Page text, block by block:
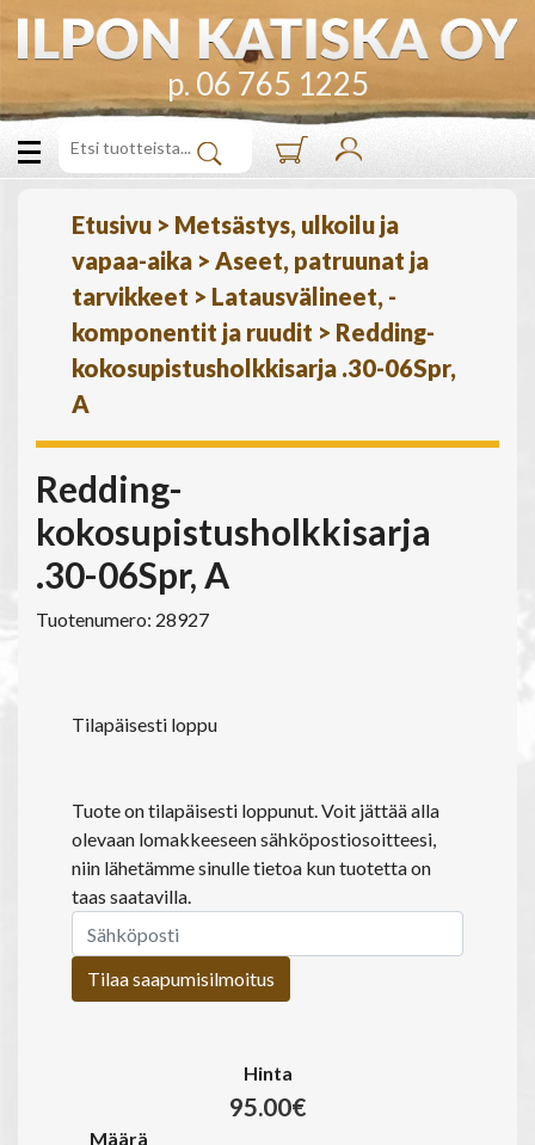
p. 06 765 1225
Etusivu > Metsästys, ulkoilu ja
vapaa-aika > Aseet, patruunat ja
tarvikkeet > Latausvälineet, -
komponentit ja ruudit > Redding-
kokosupistusholkkisarja .30-06Spr,
A
Redding-
kokosupistusholkkisarja
.30-06Spr, A
Tuotenumero: 28927
Tilapäisesti loppu
Tuote on tilapäisesti loppunut. Voit jättää alla
olevaan lomakkeeseen sähköpostiosoitteesi,
niin lähetämme sinulle tietoa kun tuotetta on
taas saatavilla.
Tilaa saapumisilmoitus
Hinta
95.00€
Määrä